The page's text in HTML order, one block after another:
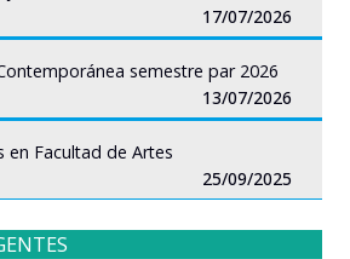
17/07/2026
semestre par 2026
13/07/2026
en Facultad de Artes
25/09/2025